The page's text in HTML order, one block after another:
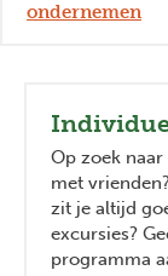
ondernemen
Op zoek
met
zit je altijd
excursies?
programma